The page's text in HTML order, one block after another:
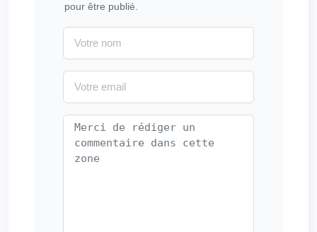
pour être publié.